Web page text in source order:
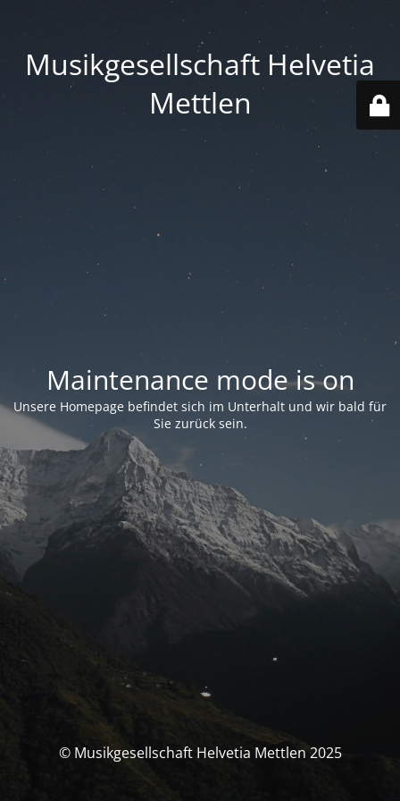
Musikgesellschaft Helvetia
Mettlen
Maintenance mode is on
Unsere Homepage befindet sich im Unterhalt und wir bald für
Sie zurück sein.
© Musikgesellschaft Helvetia Mettlen 2025